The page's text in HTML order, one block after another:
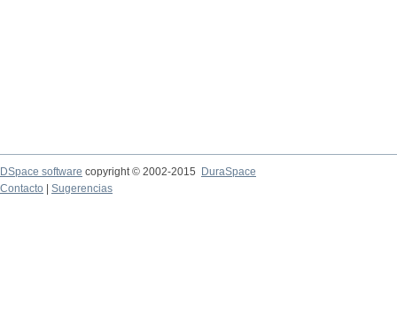
DSpace software copyright © 2002-2015
DuraSpace
Contacto
Sugerencias